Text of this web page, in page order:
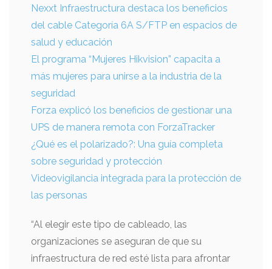
Nexxt Infraestructura destaca los beneficios
del cable Categoría 6A S/FTP en espacios de
salud y educación
El programa “Mujeres Hikvision” capacita a
más mujeres para unirse a la industria de la
seguridad
Forza explicó los beneficios de gestionar una
UPS de manera remota con ForzaTracker
¿Qué es el polarizado?: Una guía completa
sobre seguridad y protección
Videovigilancia integrada para la protección de
las personas
“Al elegir este tipo de cableado, las
organizaciones se aseguran de que su
infraestructura de red esté lista para afrontar